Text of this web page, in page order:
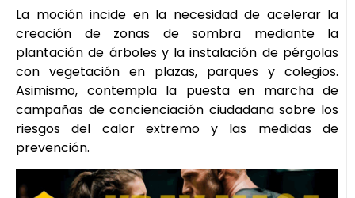
La moción incide en la necesidad de acelerar la
creación de zonas de sombra mediante la
plantación de árboles y la instalación de pérgolas
con vegetación en plazas, parques y colegios.
Asimismo, contempla la puesta en marcha de
campañas de concienciación ciudadana sobre los
riesgos del calor extremo y las medidas de
prevención.